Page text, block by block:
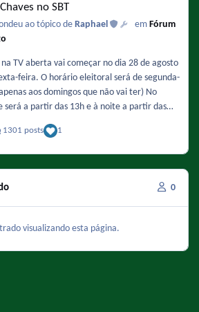
no SBT
ao tópico de Raphael emFórum
TV aberta vai começar no dia 28 de agosto
feira. O horário eleitoral será de segunda-
aos domingos que não vai ter) No
será a partir das 13h e à noite a partir das
e "Clube do Chaves" serão afetados e
reduzida nesse período. Que isso não
13:25 Chaves (com 2 episódios) Entre 14:05 a
15:30 Fofocalizando 16:45 Novela
Novela mexicana 18:15 SBT Cidades 19:45
do Ratinho 23:15 Faixa de programas (A
1301 posts 1
0
visualizando esta página.